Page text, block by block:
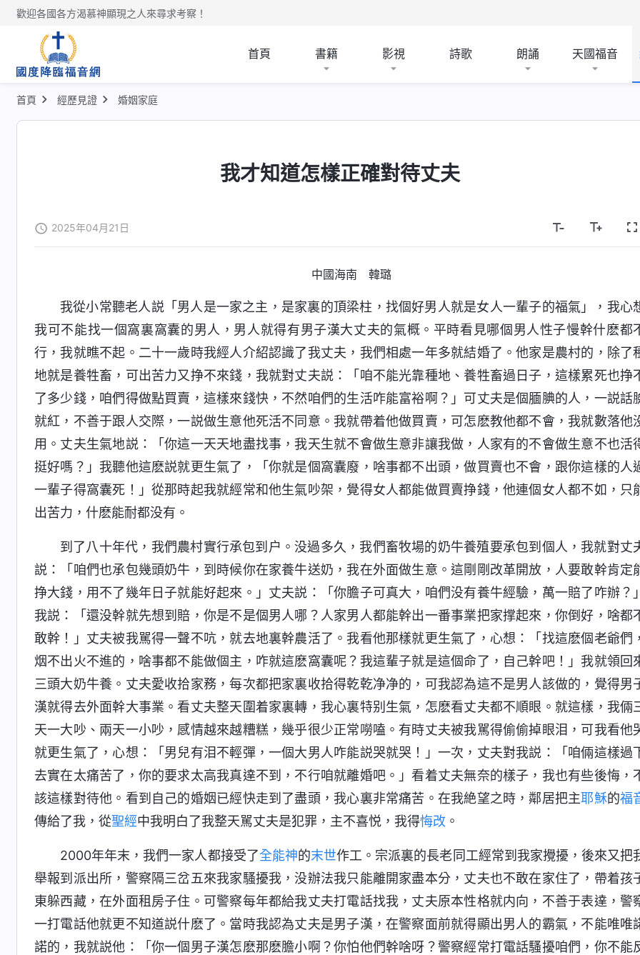
歡迎各國各方渴慕神顯現之人來尋求考察！
首頁 書籍 影視 詩歌 朗誦 天國福音
首頁 經歷見證 婚姻家庭
我才知道怎樣正確對待丈夫
2025年04月21日
中國海南 韓璐
我從小常聽老人説「男人是一家之主，是家裏的頂梁柱，找個好男人就是女人一輩子的福氣」，我心
我可不能找一個窩裏窩囊的男人，男人就得有男子漢大丈夫的氣概。平時看見哪個男人性子慢幹什麽都
行，我就瞧不起。二十一歲時我經人介紹認識了我丈夫，我們相處一年多就結婚了。他家是農村的，除了
地就是養牲畜，可出苦力又挣不來錢，我就對丈夫説：「咱不能光靠種地、養牲畜過日子，這樣累死也挣
了多少錢，咱們得做點買賣，這樣來錢快，不然咱們的生活咋能富裕啊？」可丈夫是個腼腆的人，一説話
就紅，不善于跟人交際，一説做生意他死活不同意。我就帶着他做買賣，可怎麽教他都不會，我就數落他
用。丈夫生氣地説：「你這一天天地盡找事，我天生就不會做生意非讓我做，人家有的不會做生意不也活
挺好嗎？」我聽他這麽説就更生氣了，「你就是個窩囊廢，啥事都不出頭，做買賣也不會，跟你這樣的人
一輩子得窩囊死！」從那時起我就經常和他生氣吵架，覺得女人都能做買賣挣錢，他連個女人都不如，只
出苦力，什麽能耐都没有。
到了八十年代，我們農村實行承包到户。没過多久，我們畜牧場的奶牛養殖要承包到個人，我就對丈
説：「咱們也承包幾頭奶牛，到時候你在家養牛送奶，我在外面做生意。這剛剛改革開放，人要敢幹肯定
挣大錢，用不了幾年日子就能好起來。」丈夫説：「你膽子可真大，咱們没有養牛經驗，萬一賠了咋辦？」
我説：「還没幹就先想到賠，你是不是個男人哪？人家男人都能幹出一番事業把家撑起來，你倒好，啥都
敢幹！」丈夫被我駡得一聲不吭，就去地裏幹農活了。我看他那樣就更生氣了，心想：「找這麽個老爺們，
烟不出火不進的，啥事都不能做個主，咋就這麽窩囊呢？我這輩子就是這個命了，自己幹吧！」我就領回
三頭大奶牛養。丈夫愛收拾家務，每次都把家裏收拾得乾乾净净的，可我認為這不是男人該做的，覺得男
漢就得去外面幹大事業。看丈夫整天圍着家裏轉，我心裏特别生氣，怎麽看丈夫都不順眼。就這樣，我倆
天一大吵、兩天一小吵，感情越來越糟糕，幾乎很少正常嘮嗑。有時丈夫被我駡得偷偷掉眼泪，可我看他
就更生氣了，心想：「男兒有泪不輕彈，一個大男人咋能説哭就哭！」一次，丈夫對我説：「咱倆這樣過
去實在太痛苦了，你的要求太高我真達不到，不行咱就離婚吧。」看着丈夫無奈的樣子，我也有些後悔，
該這樣對待他。看到自己的婚姻已經快走到了盡頭，我心裏非常痛苦。在我絶望之時，鄰居把主耶穌的福
傳給了我，從聖經中我明白了我整天駡丈夫是犯罪，主不喜悦，我得悔改 。
2000年年末，我們一家人都接受了全能神的末世作工。宗派裏的長老同工經常到我家攪擾，後來又把
舉報到派出所，警察隔三岔五來我家騷擾我，没辦法我只能離開家盡本分，丈夫也不敢在家住了，帶着孩
東躲西藏，在外面租房子住。可警察每年都給我丈夫打電話找我，丈夫原本性格就内向，不善于表達，警
一打電話他就更不知道説什麽了。當時我認為丈夫是男子漢，在警察面前就得顯出男人的霸氣，不能唯唯
諾的，我就説他：「你一個男子漢怎麽那麽膽小啊？你怕他們幹啥呀？警察經常打電話騷擾咱們，你不能